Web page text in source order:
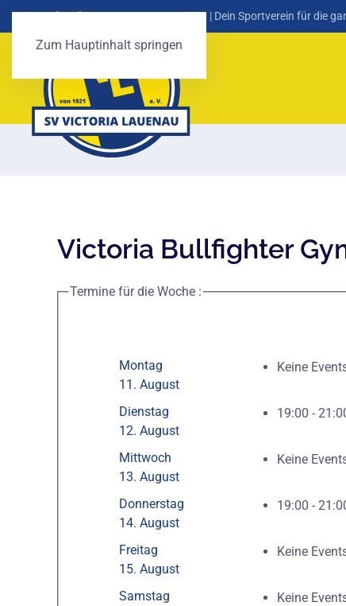
Zum Hauptinhalt springen
SV Victoria Lauenau von 1921 e. V. | Dein Sportverein für die
Victoria Bullfighter
Termine für die Woche :
Montag
11. August
Keine
Dienstag
12. August
19:00 -
Mittwoch
13. August
Keine
Donnerstag
14. August
19:00 -
Freitag
15. August
Keine
Samstag
Keine